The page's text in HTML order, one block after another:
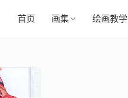
首页 画集 绘画教学